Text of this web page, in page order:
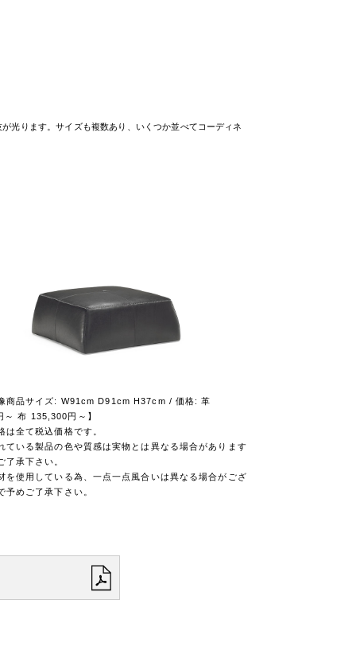
光ります。サイズも複数あり、いくつか並べてコーディネ
商品サイズ: W91cm D91cm H37cm / 価格: 革
～ 布 135,300円～】
は全て税込価格です。
ている製品の色や質感は実物とは異なる場合があります
了承下さい。
を使用している為、一点一点風合いは異なる場合がござ
予めご了承下さい。